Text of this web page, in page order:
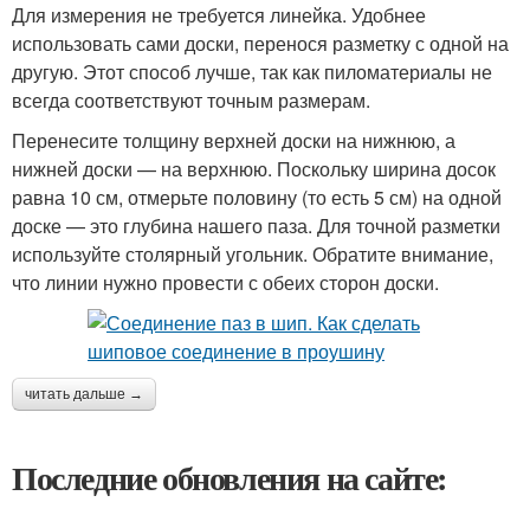
Для измерения не требуется линейка. Удобнее
использовать сами доски, перенося разметку с одной на
другую. Этот способ лучше, так как пиломатериалы не
всегда соответствуют точным размерам.
Перенесите толщину верхней доски на нижнюю, а
нижней доски — на верхнюю. Поскольку ширина досок
равна 10 см, отмерьте половину (то есть 5 см) на одной
доске — это глубина нашего паза. Для точной разметки
используйте столярный угольник. Обратите внимание,
что линии нужно провести с обеих сторон доски.
читать дальше →
Последние обновления на сайте: